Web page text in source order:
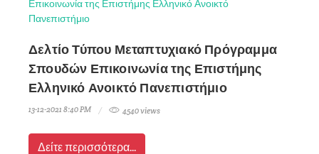
Δελτίο Τύπου Μεταπτυχιακό Πρόγραμμα
Σπουδών Επικοινωνία της Επιστήμης
Ελληνικό Ανοικτό Πανεπιστήμιο
13-12-2021 8:40 PM 4540 views
Δείτε περισσότερα...